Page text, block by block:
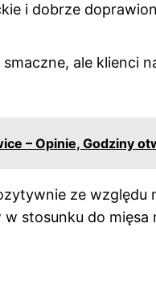
i dobrze
ale klienci
– Opinie, Godziny
ze
stosunku do